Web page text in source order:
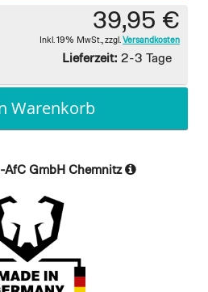
39,95 €
Inkl. 19% MwSt. zzgl. Versandkosten
Lieferzeit: 2-3 Tage
Warenkorb
AfC GmbH Chemnitz